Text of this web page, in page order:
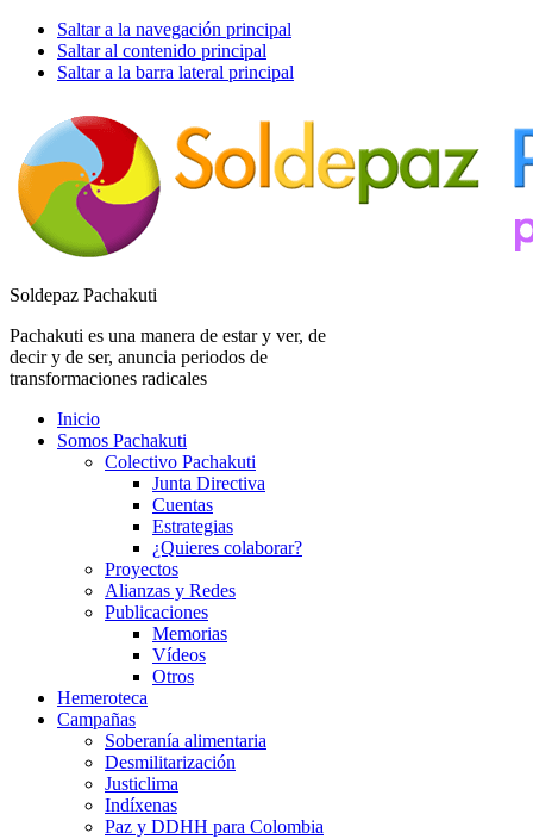
Saltar a la navegación principal
Saltar al contenido principal
Saltar a la barra lateral principal
Soldepaz Pachakuti
Pachakuti es una manera de estar y ver, de
decir y de ser, anuncia periodos de
transformaciones radicales
Inicio
Somos Pachakuti
Colectivo Pachakuti
Junta Directiva
Cuentas
Estrategias
¿Quieres colaborar?
Proyectos
Alianzas y Redes
Publicaciones
Memorias
Vídeos
Otros
Hemeroteca
Campañas
Soberanía alimentaria
Desmilitarización
Justiclima
Indíxenas
Paz y DDHH para Colombia